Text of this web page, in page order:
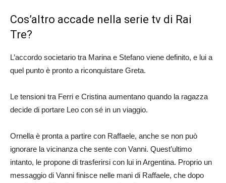
Cos’altro accade nella serie tv di Rai
Tre?
L’accordo societario tra Marina e Stefano viene definito, e lui a
quel punto è pronto a riconquistare Greta.
Le tensioni tra Ferri e Cristina aumentano quando la ragazza
decide di portare Leo con sé in un viaggio.
Ornella è pronta a partire con Raffaele, anche se non può
ignorare la vicinanza che sente con Vanni. Quest’ultimo
intanto, le propone di trasferirsi con lui in Argentina. Proprio un
messaggio di Vanni finisce nelle mani di Raffaele, che dopo